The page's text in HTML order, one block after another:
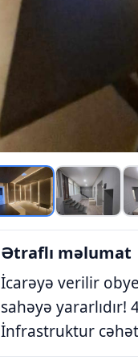
Ətraflı məlumat
İcarəyə verilir
sahəyə
İnfrastruktur